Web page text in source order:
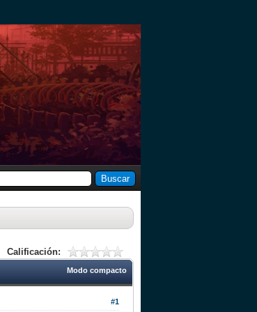
Calificación:
Modo compacto
#1